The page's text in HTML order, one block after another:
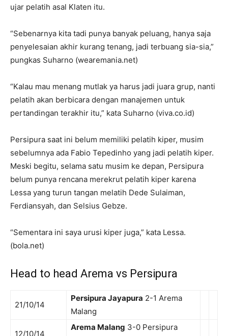
ujar pelatih asal Klaten itu.
“Sebenarnya kita tadi punya banyak peluang, hanya saja
penyelesaian akhir kurang tenang, jadi terbuang sia-sia,”
pungkas Suharno (wearemania.net)
“Kalau mau menang mutlak ya harus jadi juara grup, nanti
pelatih akan berbicara dengan manajemen untuk
pertandingan terakhir itu,” kata Suharno (viva.co.id)
Persipura saat ini belum memiliki pelatih kiper, musim
sebelumnya ada Fabio Tepedinho yang jadi pelatih kiper.
Meski begitu, selama satu musim ke depan, Persipura
belum punya rencana merekrut pelatih kiper karena
Lessa yang turun tangan melatih Dede Sulaiman,
Ferdiansyah, dan Selsius Gebze.
“Sementara ini saya urusi kiper juga,” kata Lessa.
(bola.net)
Head to head Arema vs Persipura
21/10/14
Persipura Jayapura 2-1 Arema
Malang
12/10/14
Arema Malang 3-0 Persipura